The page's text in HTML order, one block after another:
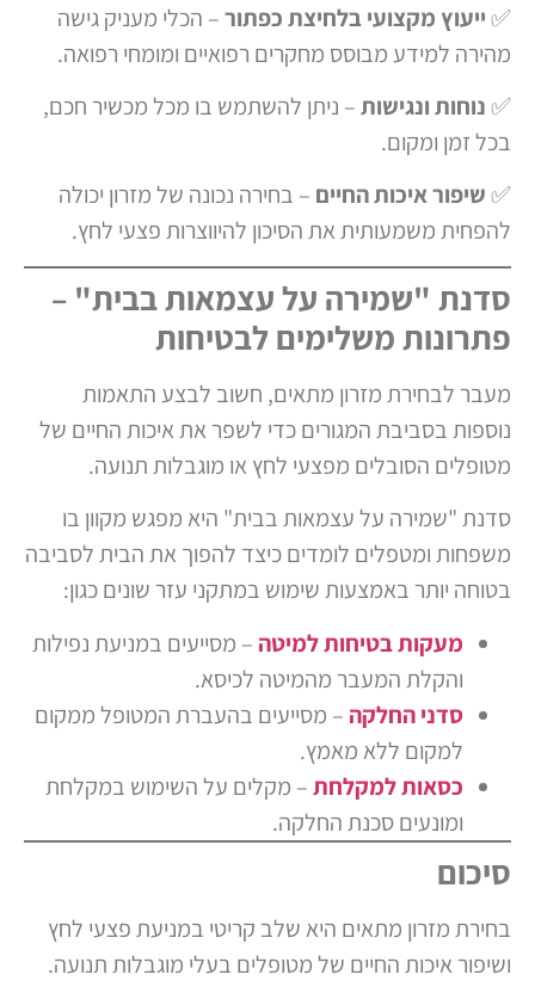
✅ייעוץ מקצועי בלחיצת כפתור– הכלי מעניק גישה
מהירה למידע מבוסס מחקרים רפואיים ומומחי רפואה.
✅נוחות ונגישות– ניתן להשתמש בו מכל מכשיר חכם,
בכל זמן ומקום.
✅שיפור איכות החיים– בחירה נכונה של מזרון יכולה
להפחית משמעותית את הסיכון להיווצרות פצעי לחץ.
סדנת "שמירה על עצמאות בבית" –
פתרונות משלימים לבטיחות
מעבר לבחירת מזרון מתאים, חשוב לבצע התאמות
נוספות בסביבת המגורים כדי לשפר את איכות החיים של
מטופלים הסובלים מפצעי לחץ או מוגבלות תנועה.
סדנת "שמירה על עצמאות בבית" היא מפגש מקוון בו
משפחות ומטפלים לומדים כיצד להפוך את הבית לסביבה
בטוחה יותר באמצעות שימוש במתקני עזר שונים כגון:
מעקות בטיחות למיטה– מסייעים במניעת נפילות
והקלת המעבר מהמיטה לכיסא.
סדני החלקה– מסייעים בהעברת המטופל ממקום
למקום ללא מאמץ.
כסאות למקלחת– מקלים על השימוש במקלחת
ומונעים סכנת החלקה.
סיכום
בחירת מזרון מתאים היא שלב קריטי במניעת פצעי לחץ
ושיפור איכות החיים של מטופלים בעלי מוגבלות תנועה.